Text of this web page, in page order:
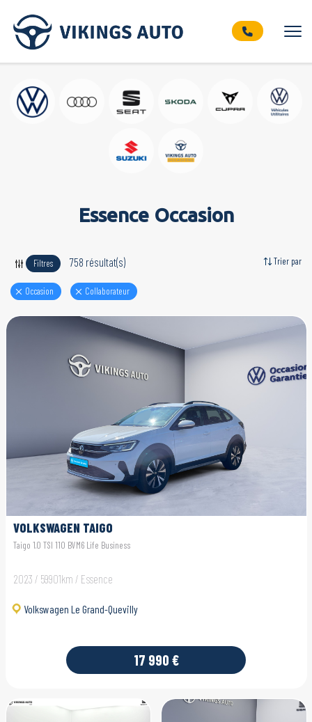
Essence Occasion
Filtres 758 résultat(s)
Occasion Collaborateur
Trier par
VOLKSWAGEN TAIGO
Taigo 1.0 TSI 110 BVM6 Life Business
2023 / 59901km / Essence
Volkswagen Le Grand-Quevilly
17 990 €